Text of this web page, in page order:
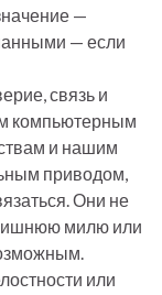
—
— если
связь и
компьютерным
и нашим
приводом,
Они не
милю или
или